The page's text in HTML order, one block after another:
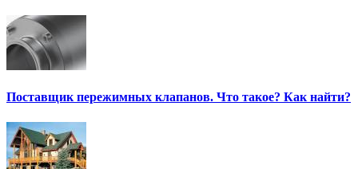
Поставщик пережимных клапанов. Что такое? Как найти?